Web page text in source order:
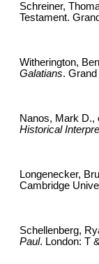
Schreiner,
Testament.
Witherington,
Galatians.
Nanos, Mark D.,
Historical
Longenecker,
Cambridge
Schellenberg,
Paul. London: T